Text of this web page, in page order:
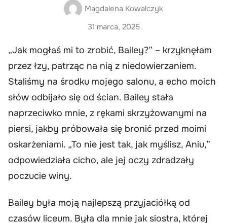
Magdalena Kowalczyk
31 marca, 2025
„Jak mogłaś mi to zrobić, Bailey?” – krzyknęłam
przez łzy, patrząc na nią z niedowierzaniem.
Staliśmy na środku mojego salonu, a echo moich
słów odbijało się od ścian. Bailey stała
naprzeciwko mnie, z rękami skrzyżowanymi na
piersi, jakby próbowała się bronić przed moimi
oskarżeniami. „To nie jest tak, jak myślisz, Aniu,”
odpowiedziała cicho, ale jej oczy zdradzały
poczucie winy.
Bailey była moją najlepszą przyjaciółką od
czasów liceum. Była dla mnie jak siostra, której